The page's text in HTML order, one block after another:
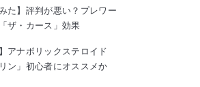
みた】評判が悪い？プレワー
ザ・カース」効果
アナボリックステロイド
ン」初心者にオススメか